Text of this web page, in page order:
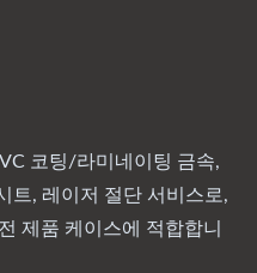
코팅/라미네이팅 금속,
트, 레이저 절단 서비스로,
제품 케이스에 적합합니